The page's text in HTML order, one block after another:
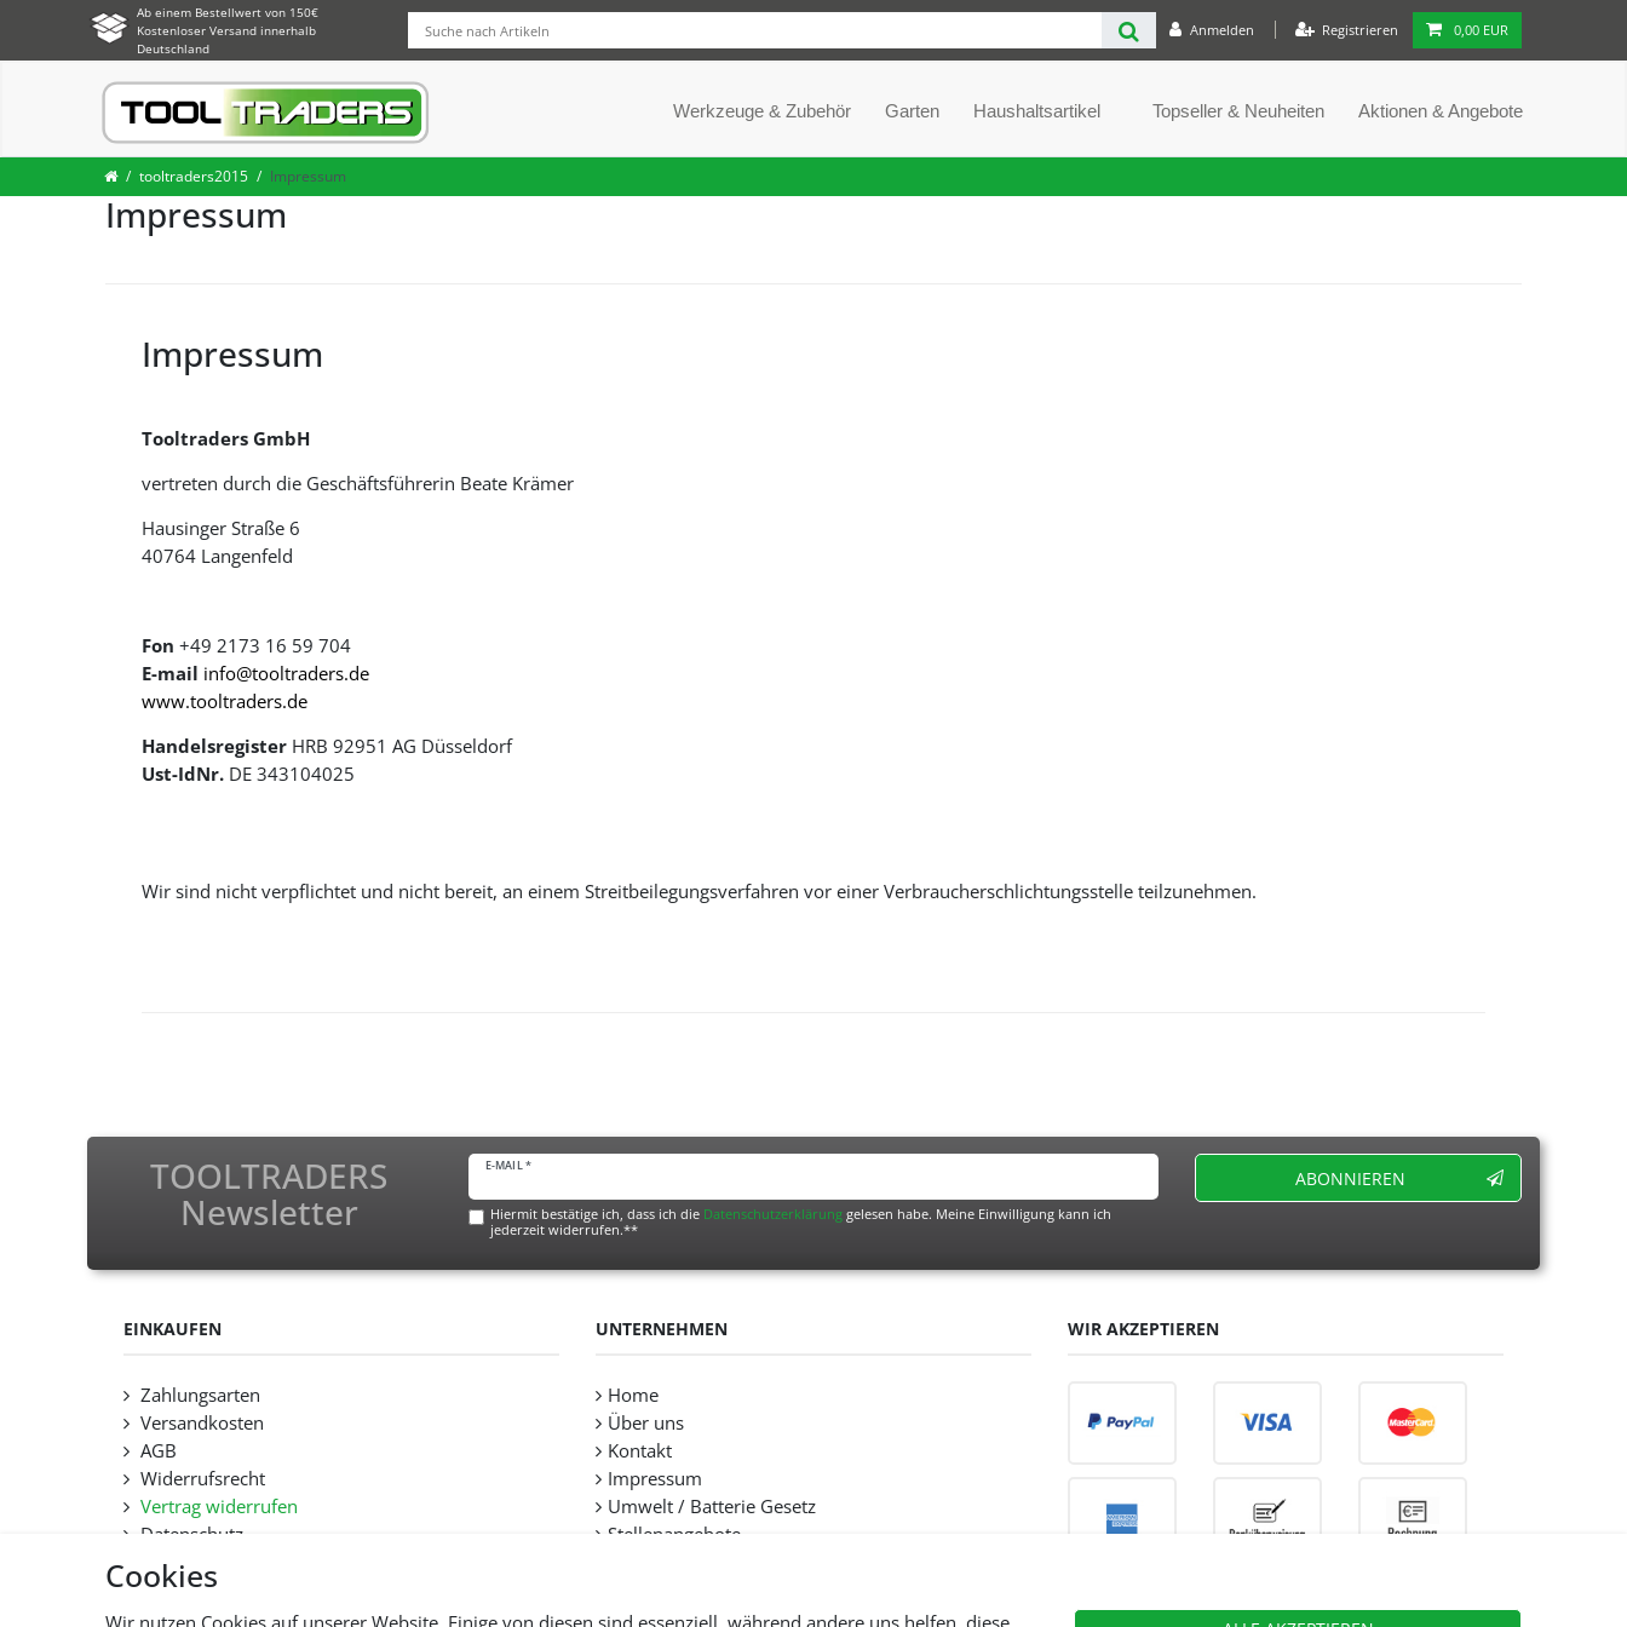
Cookies
Anmelden Registrieren 0,00 EUR
Ab einem Bestellwert von 150€
Kostenloser Versand innerhalb
Deutschland
Werkzeuge & Zubehör Garten Haushaltsartikel Topseller & Neuheiten Aktionen & Angebote
tooltraders2015 Impressum
Impressum
Impressum
Tooltraders GmbH
vertreten durch die Geschäftsführerin Beate Krämer
Hausinger Straße 6
40764 Langenfeld
Fon +49 2173 16 59 704
E-mail info@tooltraders.de
www.tooltraders.de
Handelsregister HRB 92951 AG Düsseldorf
Ust-IdNr. DE 343104025
Wir sind nicht verpflichtet und nicht bereit, an einem Streitbeilegungsverfahren vor einer Verbraucherschlichtungsstelle teilzunehmen.
TOOLTRADERS
Newsletter
E-MAIL *
Hiermit bestätige ich, dass ich die Daten­schutz­erklärunggelesen habe. Meine Einwilligung kann ich
jederzeit widerrufen.**
ABONNIEREN
EINKAUFEN
Zahlungsarten
Versandkosten
AGB
Widerrufsrecht
Vertrag widerrufen
Datenschutz
Hilfe
Lieferfristen und Lieferbeschränkung
UNTERNEHMEN
Home
Über uns
Kontakt
Impressum
Umwelt / Batterie Gesetz
Stellenangebote
WIR AKZEPTIEREN